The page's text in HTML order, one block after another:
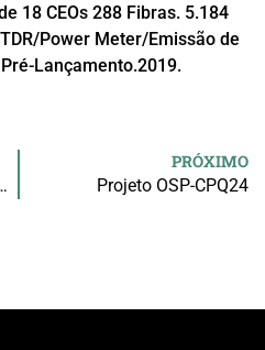
18 CEOs 288 Fibras. 5.184
Power Meter/Emissão de
Lançamento.2019.
SUZANO/SP
PRÓXIMO
Projeto OSP-CPQ24